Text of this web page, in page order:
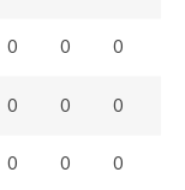
0 0 0
0 0 0
0 0 0